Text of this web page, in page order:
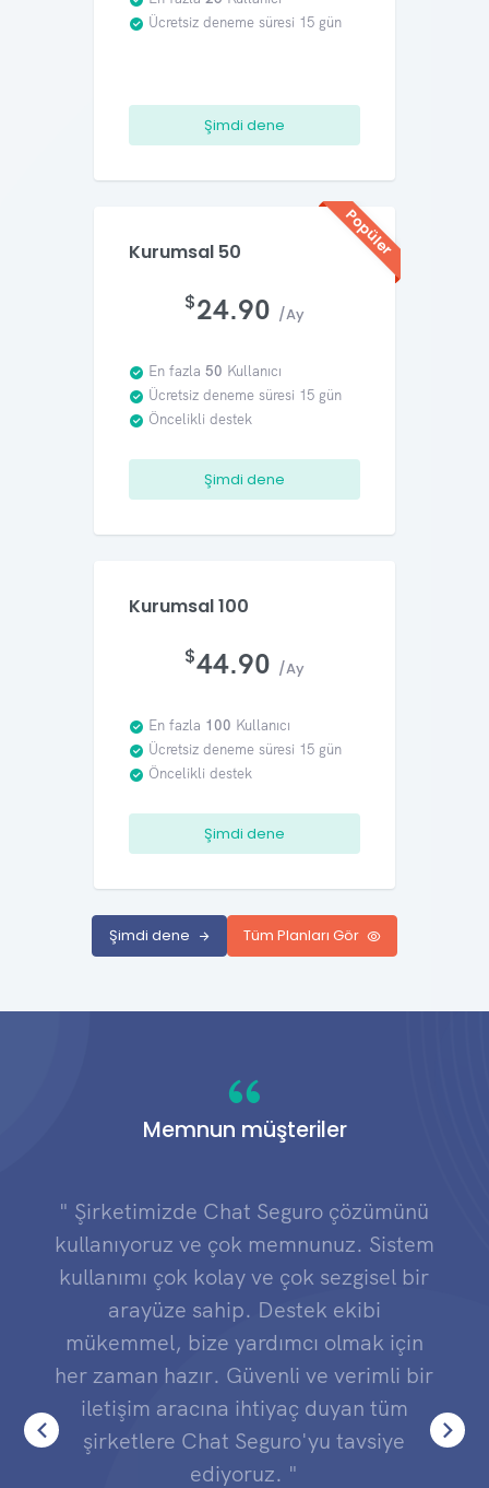
Ücretsiz deneme süresi 15 gün
Şimdi dene
Popüler
Kurumsal 50
$24.90 /Ay
En fazla 50 Kullanıcı
Ücretsiz deneme süresi 15 gün
Öncelikli destek
Şimdi dene
Kurumsal 100
$44.90 /Ay
En fazla 100 Kullanıcı
Ücretsiz deneme süresi 15 gün
Öncelikli destek
Şimdi dene
Şimdi dene Tüm Planları Gör
Memnun müşteriler
" Şirketimizde Chat Seguro çözümünü
kullanıyoruz ve çok memnunuz. Sistem
kullanımı çok kolay ve çok sezgisel bir
arayüze sahip. Destek ekibi
mükemmel, bize yardımcı olmak için
her zaman hazır. Güvenli ve verimli bir
iletişim aracına ihtiyaç duyan tüm
şirketlere Chat Seguro'yu tavsiye
ediyoruz. "